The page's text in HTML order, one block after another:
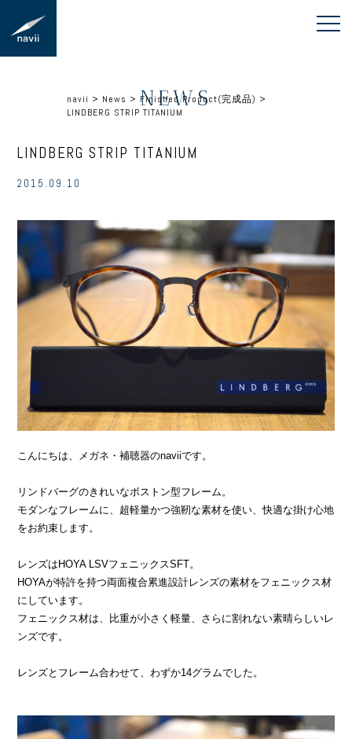
navii > News > Finished Product(完成品) >
LINDBERG STRIP TITANIUM
NEWS
LINDBERG STRIP TITANIUM
2015.09.10
こんにちは、メガネ・補聴器のnaviiです。
リンドバーグのきれいなボストン型フレーム。
モダンなフレームに、超軽量かつ強靭な素材を使い、快適な掛け心地
をお約束します。
レンズはHOYA LSVフェニックスSFT。
HOYAが特許を持つ両面複合累進設計レンズの素材をフェニックス材
にしています。
フェニックス材は、比重が小さく軽量、さらに割れない素晴らしいレ
ンズです。
レンズとフレーム合わせて、わずか14グラムでした。